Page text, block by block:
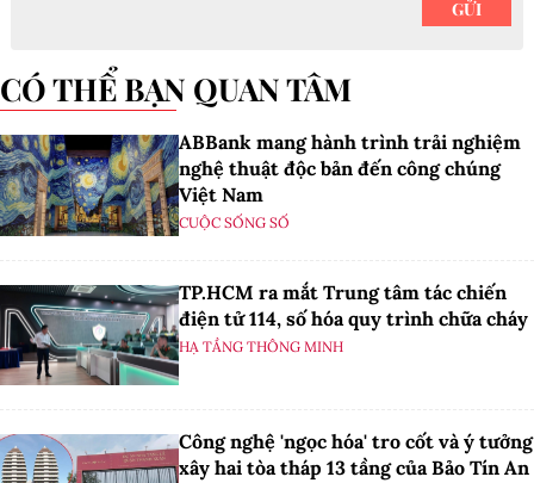
CÓ THỂ BẠN QUAN TÂM
ABBank mang hành trình trải nghiệm
nghệ thuật độc bản đến công chúng
Việt Nam
CUỘC SỐNG SỐ
TP.HCM ra mắt Trung tâm tác chiến
điện tử 114, số hóa quy trình chữa cháy
HẠ TẦNG THÔNG MINH
Công nghệ 'ngọc hóa' tro cốt và ý tưởng
xây hai tòa tháp 13 tầng của Bảo Tín An